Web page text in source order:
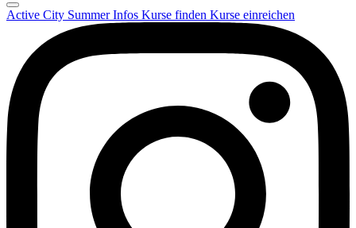
Active City SummerInfos Kurse finden Kurse einreichen